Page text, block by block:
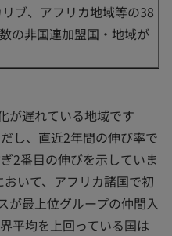
ブ、アフリカ地域等の38
の非国連加盟国・地域が
が遅れている地域です
し、直近2年間の伸び率で
2番目の伸びを示していま
いて、アフリカ諸国で初
が最上位グループの仲間入
平均を上回っている国は